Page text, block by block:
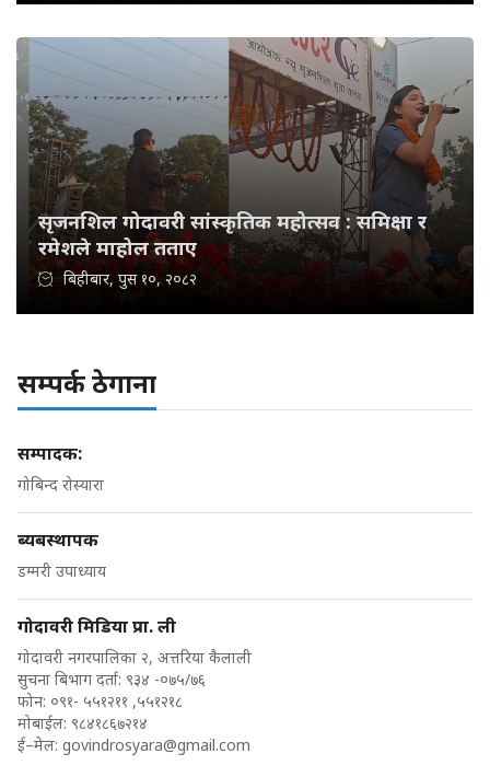
सृजनशिल गोदावरी सांस्कृतिक महोत्सव : समिक्षा र
रमेशले माहोल तताए
बिहीबार, पुस १०, २०८२
सम्पर्क ठेगाना
सम्पादक:
गोबिन्द रोस्यारा
ब्यबस्थापक
डम्मरी उपाध्याय
गोदावरी मिडिया प्रा. ली
गोदावरी नगरपालिका २, अत्तरिया कैलाली
सुचना बिभाग दर्ता: ९३४ -०७५/७६
फोन: ०९१- ५५१२११ ,५५१२१८
मोबाईल: ९८४१८६७२१४
ई–मेल: govindrosyara@gmail.com